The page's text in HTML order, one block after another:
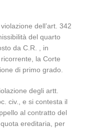
dell’art. 342
del quarto
da C.R. , in
la Corte
di primo grado.
degli artt.
civ., e si contesta il
al contratto del
ereditaria, per